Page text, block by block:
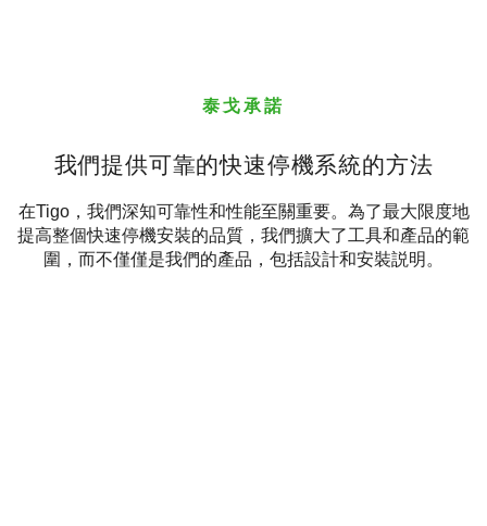
泰戈承諾
我們提供可靠的快速停機系統的方法
在Tigo，我們深知可靠性和性能至關重要。為了最大限度地
提高整個快速停機安裝的品質，我們擴大了工具和產品的範
圍，而不僅僅是我們的產品，包括設計和安裝説明。